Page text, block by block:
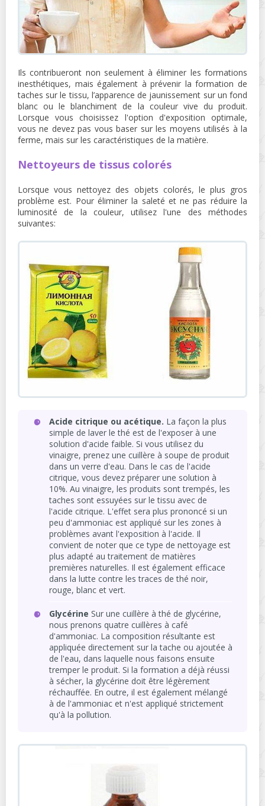
Ils contribueront non seulement à éliminer les formations
inesthétiques, mais également à prévenir la formation de
taches sur le tissu, l’apparence de jaunissement sur un fond
blanc ou le blanchiment de la couleur vive du produit.
Lorsque vous choisissez l'option d'exposition optimale,
vous ne devez pas vous baser sur les moyens utilisés à la
ferme, mais sur les caractéristiques de la matière.
Nettoyeurs de tissus colorés
Lorsque vous nettoyez des objets colorés, le plus gros
problème est. Pour éliminer la saleté et ne pas réduire la
luminosité de la couleur, utilisez l'une des méthodes
suivantes:
Acide citrique ou acétique. La façon la plus
simple de laver le thé est de l'exposer à une
solution d'acide faible. Si vous utilisez du
vinaigre, prenez une cuillère à soupe de produit
dans un verre d'eau. Dans le cas de l'acide
citrique, vous devez préparer une solution à
10%. Au vinaigre, les produits sont trempés, les
taches sont essuyées sur le tissu avec de
l'acide citrique. L'effet sera plus prononcé si un
peu d'ammoniac est appliqué sur les zones à
problèmes avant l'exposition à l'acide. Il
convient de noter que ce type de nettoyage est
plus adapté au traitement de matières
premières naturelles. Il est également efficace
dans la lutte contre les traces de thé noir,
rouge, blanc et vert.
Glycérine Sur une cuillère à thé de glycérine,
nous prenons quatre cuillères à café
d'ammoniac. La composition résultante est
appliquée directement sur la tache ou ajoutée à
de l'eau, dans laquelle nous faisons ensuite
tremper le produit. Si la formation a déjà réussi
à sécher, la glycérine doit être légèrement
réchauffée. En outre, il est également mélangé
à de l'ammoniac et n'est appliqué strictement
qu'à la pollution.